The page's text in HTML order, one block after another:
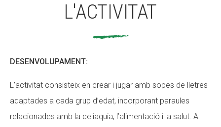
L'ACTIVITAT
DESENVOLUPAMENT:
L’activitat consisteix en crear i jugar amb sopes de lletres
adaptades a cada grup d’edat, incorporant paraules
relacionades amb la celiaquia, l’alimentació i la salut. A